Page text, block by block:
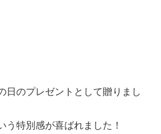
日のプレゼントとして贈りまし
う特別感が喜ばれました！